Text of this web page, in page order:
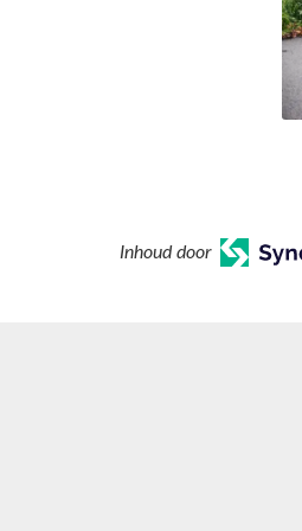
Inhoud door